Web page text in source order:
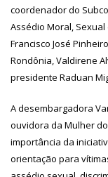
coordenador do
Assédio Moral,
Francisco José
Rondônia, Valdirene
presidente Raduan
A desembargadora
ouvidora da Mulher
importância da
orientação para